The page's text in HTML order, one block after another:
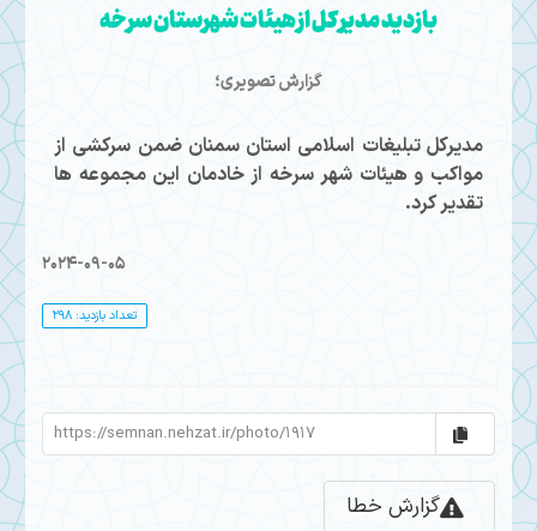
بازدید مدیر کل از هیئات شهرستان سرخه
گزارش تصویری؛
مدیرکل تبلیغات اسلامی استان سمنان ضمن سرکشی از
مواکب و هیئات شهر سرخه از خادمان این مجموعه ها
تقدیر کرد.
2024-09-05
تعداد بازدید: 298
گزارش خطا